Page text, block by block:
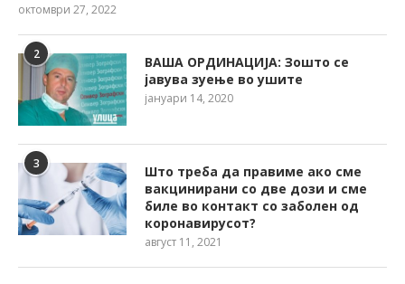
октомври 27, 2022
2
ВАША ОРДИНАЦИЈА: Зошто се
јавува зуење во ушите
јануари 14, 2020
3
Што треба да правиме ако сме
вакцинирани со две дози и сме
биле во контакт со заболен од
коронавирусот?
август 11, 2021